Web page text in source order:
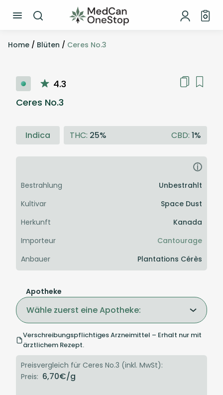
Home / Blüten / Ceres No.3
4.3
Ceres No.3
Indica THC: 25% CBD: 1%
i
Bestrahlung
Unbestrahlt
Kultivar
Space Dust
Herkunft
Kanada
Importeur
Cantourage
Anbauer
Plantations Cérès
Apotheke
Wähle zuerst eine Apotheke:
Verschreibungspflichtiges Arzneimittel – Erhalt nur mit
ärztlichem Rezept.
Preisvergleich für Ceres No.3 (inkl. MwSt):
Preis: 6,70€/g